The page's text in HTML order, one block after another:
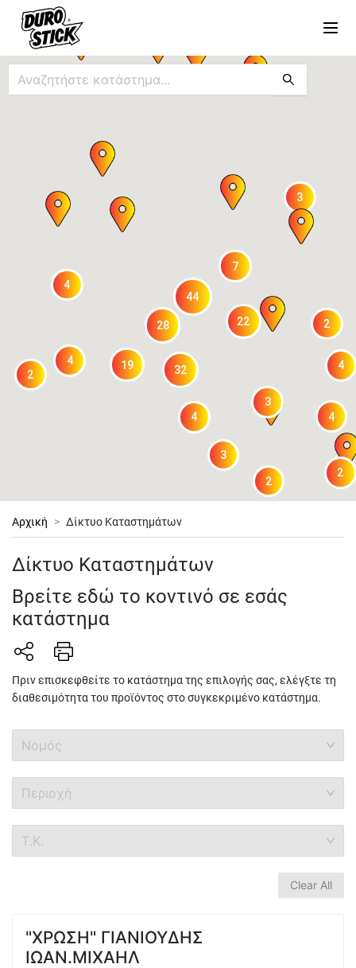
28
4
4
3
4
2
2
32
19
2
2
4
3
44
4
7
22
3
Αρχική > Δίκτυο Καταστημάτων
Δίκτυο Καταστημάτων
Βρείτε εδώ το κοντινό σε εσάς
κατάστημα
Πριν επισκεφθείτε το κατάστημα της επιλογής σας, ελέγξτε τη
διαθεσιμότητα του προϊόντος στο συγκεκριμένο κατάστημα.
Νομός
Περιοχή
Τ.Κ.
Clear All
"ΧΡΩΣΗ" ΓΙΑΝΙΟΥΔΗΣ
ΙΩΑΝ.ΜΙΧΑΗΛ